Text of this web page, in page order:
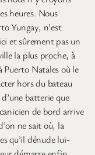
heures. Nous
Yungay, n’est
et sûrement pas un
la plus proche, à
Puerto Natales où le
hors du bateau
batterie que
de bord arrive
ne sait où, la
qu’il dénude lui-